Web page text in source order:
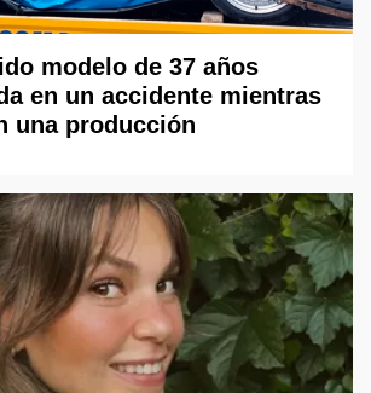
modelo de 37 años
en un accidente mientras
una producción